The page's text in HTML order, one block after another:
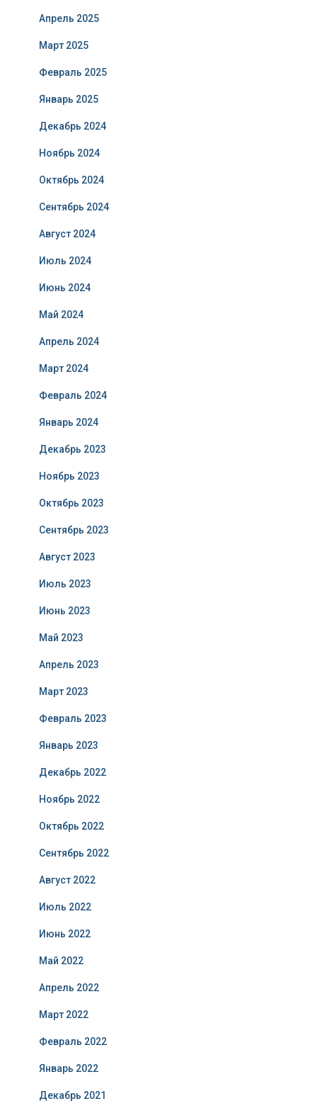
Апрель 2025
Март 2025
Февраль 2025
Январь 2025
Декабрь 2024
Ноябрь 2024
Октябрь 2024
Сентябрь 2024
Август 2024
Июль 2024
Июнь 2024
Май 2024
Апрель 2024
Март 2024
Февраль 2024
Январь 2024
Декабрь 2023
Ноябрь 2023
Октябрь 2023
Сентябрь 2023
Август 2023
Июль 2023
Июнь 2023
Май 2023
Апрель 2023
Март 2023
Февраль 2023
Январь 2023
Декабрь 2022
Ноябрь 2022
Октябрь 2022
Сентябрь 2022
Август 2022
Июль 2022
Июнь 2022
Май 2022
Апрель 2022
Март 2022
Февраль 2022
Январь 2022
Декабрь 2021